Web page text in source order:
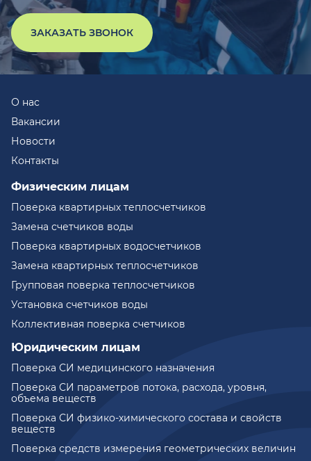
ЗАКАЗАТЬ ЗВОНОК
О нас
Вакансии
Новости
Контакты
Физическим лицам
Поверка квартирных теплосчетчиков
Замена счетчиков воды
Поверка квартирных водосчетчиков
Замена квартирных теплосчетчиков
Групповая поверка теплосчетчиков
Установка счетчиков воды
Коллективная поверка счетчиков
Юридическим лицам
Поверка СИ медицинского назначения
Поверка СИ параметров потока, расхода, уровня,
объема веществ
Поверка СИ физико-химического состава и свойств
веществ
Поверка средств измерения геометрических величин